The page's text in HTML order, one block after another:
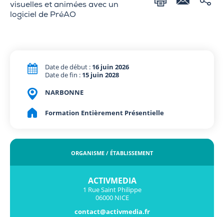
visuelles et animées avec un
logiciel de PréAO
Date de début : 16 juin 2026
Date de fin : 15 juin 2028
NARBONNE
Formation Entièrement Présentielle
ORGANISME / ÉTABLISSEMENT
ACTIVMEDIA
1 Rue Saint Philippe
06000 NICE
contact@activmedia.fr